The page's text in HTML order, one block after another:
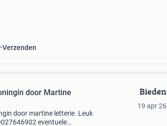
Verzenden
door Martine
door martine letterie. Leuk
eventuele
Bieden
19 apr 26